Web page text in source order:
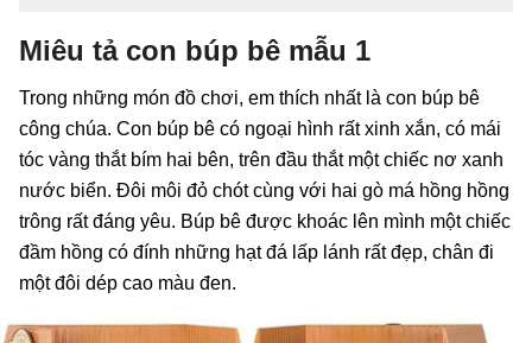
Miêu tả con búp bê mẫu 1
Trong những món đồ chơi, em thích nhất là con búp bê
công chúa. Con búp bê có ngoại hình rất xinh xắn, có mái
tóc vàng thắt bím hai bên, trên đầu thắt một chiếc nơ xanh
nước biển. Đôi môi đỏ chót cùng với hai gò má hồng hồng
trông rất đáng yêu. Búp bê được khoác lên mình một chiếc
đầm hồng có đính những hạt đá lấp lánh rất đẹp, chân đi
một đôi dép cao màu đen.